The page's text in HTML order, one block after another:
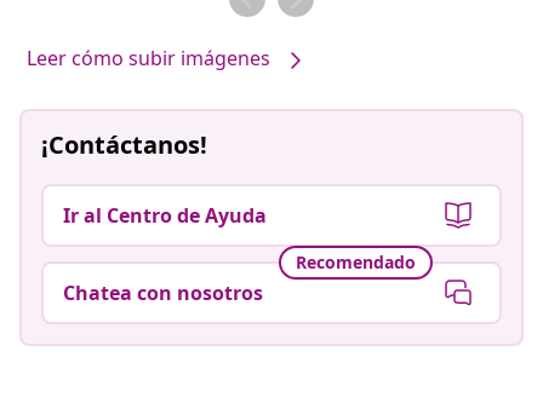
Leer cómo subir imágenes
¡Contáctanos!
Ir al Centro de Ayuda
Recomendado
Chatea con nosotros